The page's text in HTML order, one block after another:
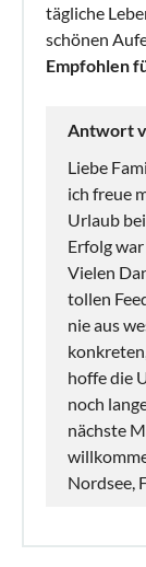
tägliche
schönen
Empfohlen
Antwort
Liebe
ich freue
Urlaub
Erfolg
Vielen
tollen
nie aus
hoffe die
noch
nächste
Nordsee,